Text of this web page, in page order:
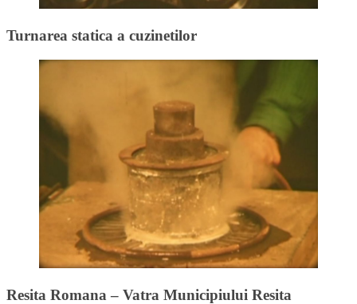
Turnarea statica a cuzinetilor
Resita Romana – Vatra Municipiului Resita